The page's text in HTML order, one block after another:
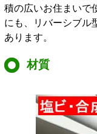
積の広いお住まいで
にも、リバーシブル
あります。
材質